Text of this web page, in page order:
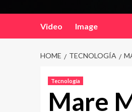
Video Image
HOME TECNOLOGÍA
Tecnología
Mare